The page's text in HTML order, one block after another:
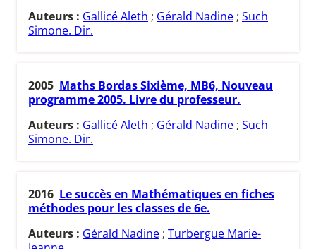
Auteurs : Gallicé Aleth ; Gérald Nadine ; Such
Simone. Dir.
2005 Maths Bordas Sixième, MB6, Nouveau
programme 2005. Livre du professeur.
Auteurs : Gallicé Aleth ; Gérald Nadine ; Such
Simone. Dir.
2016 Le succès en Mathématiques en fiches
méthodes pour les classes de 6e.
Auteurs : Gérald Nadine ; Turbergue Marie-